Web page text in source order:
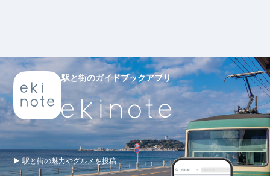
駅と街のガイドブックアプリ
▶ 駅と街の魅力やグルメを投稿